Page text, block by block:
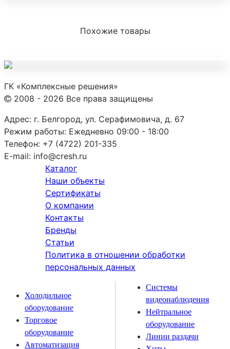
Похожие товары
ГК «Комплексные решения»
2008 - 2026 Все права защищены
Адрес: г. Белгород, ул. Серафимовича, д. 67
Режим работы: Ежедневно 09:00 - 18:00
Телефон: +7 (4722) 201-335
E-mail: info@cresh.ru
Каталог
Наши объекты
Сертификаты
О компании
Контакты
Бренды
Статьи
Политика в отношении обработки
персональных данных
Холодильное
оборудование
Торговое
оборудование
Автоматизация
Системы
видеонаблюдения
Нейтральное
оборудование
Линии раздачи